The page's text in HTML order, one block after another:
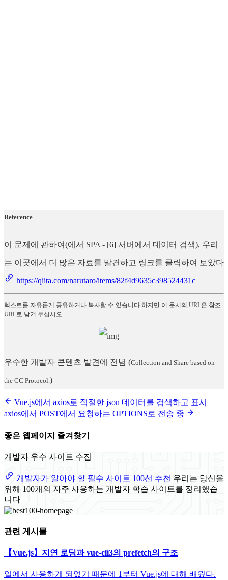
Reference
이 문제에 관하여(에서 SPA - [6] 서버에서 데이터 검색), 우리
는 이곳에서 더 많은 자료를 발견하고 링크를 클릭하여 보았다
https://qiita.com/narutaro/items/82f4d9635c398524431c
텍스트를 자유롭게 공유하거나 복사할 수 있습니다.하지만 이 문서의 URL은 참조
URL로 남겨 두십시오.
우수한 개발자 콘텐츠 발견에 전념 (Collection and Share based on
the CC Protocol.)
Vue.js에서 axios로 적절한 json 데이터를 검색하고 표시
axios에서 POST에서 요청하는 OPTIONS로 전송 중
좋은 웹페이지 즐겨찾기
개발자 우수 사이트 수집
개발자가 알아야 할 필수 사이트 100선 추천 우리는 당신을
위해 100개의 자주 사용하는 개발자 학습 사이트를 정리했습
니다
관련 게시물
【Vue.js】지연 로딩과 vue-cli3의 prefetch의 구조
일에서 사용하게 되었기 때문에 1부터 Vue.js에 대해 배웠다.